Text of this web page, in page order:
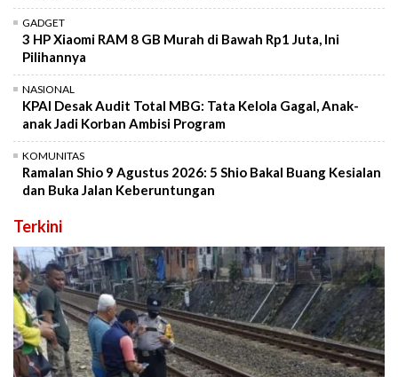
GADGET
3 HP Xiaomi RAM 8 GB Murah di Bawah Rp1 Juta, Ini
Pilihannya
NASIONAL
KPAI Desak Audit Total MBG: Tata Kelola Gagal, Anak-
anak Jadi Korban Ambisi Program
KOMUNITAS
Ramalan Shio 9 Agustus 2026: 5 Shio Bakal Buang Kesialan
dan Buka Jalan Keberuntungan
Terkini